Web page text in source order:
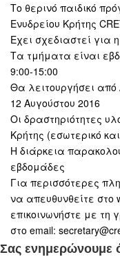
Το θερινό παιδικό
Ενυδρείου Κρήτης
Εχει σχεδιαστεί για
Τα τμήματα είναι
9:00-15:00
Θα λειτουργήσει
12 Αυγούστου 2016
Οι δραστηριότητες
Κρήτης (εσωτερικό
Η διάρκεια
εβδομάδες
Για περισσότερες
να απευθυνθείτε στο
επικοινωνήστε με τη
στο email:
Σας ενημερώνουμε